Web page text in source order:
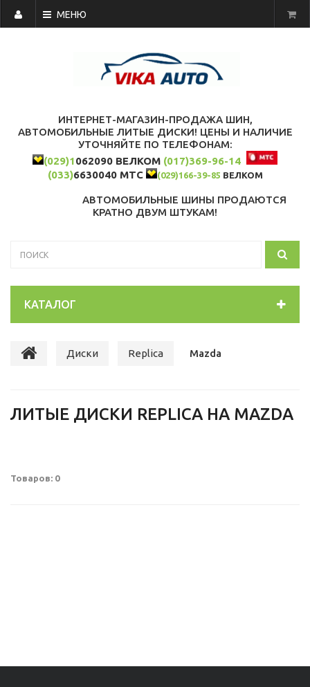
МЕНЮ
ИНТЕРНЕТ-МАГАЗИН-ПРОДАЖА ШИН,
АВТОМОБИЛЬНЫЕ ЛИТЫЕ ДИСКИ! ЦЕНЫ И НАЛИЧИЕ
УТОЧНЯЙТЕ ПО ТЕЛЕФОНАМ:
(029)1062090 ВЕЛКОМ (017)369-96-14
(033)6630040 МТС (029)166-39-85 ВЕЛКОМ
АВТОМОБИЛЬНЫЕ ШИНЫ ПРОДАЮТСЯ
КРАТНО ДВУМ ШТУКАМ!
КАТАЛОГ
Диски Replica Mazda
ЛИТЫЕ ДИСКИ REPLICA НА MAZDA
Товаров: 0